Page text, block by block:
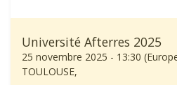
Université Afterres 2025
25 novembre 2025 - 13:30 (
TOULOUSE,